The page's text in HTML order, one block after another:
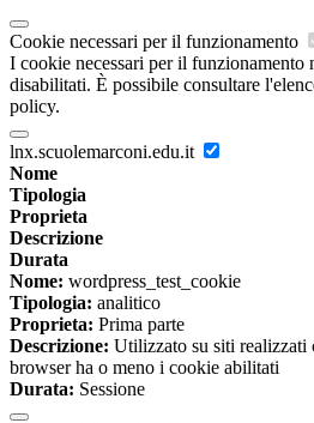
Cookie necessari per il funzionamento
I cookie necessari per il funzionamento
disabilitati. È possibile consultare
policy.
lnx.scuolemarconi.edu.it
Nome
Tipologia
Proprieta
Descrizione
Durata
Nome: wordpress_test_cookie
Tipologia: analitico
Proprieta: Prima parte
Descrizione: Utilizzato su siti realizzati
browser ha o meno i cookie abilitati
Durata: Sessione